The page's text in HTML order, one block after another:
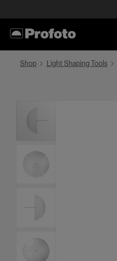
Shop Light Shaping Tools